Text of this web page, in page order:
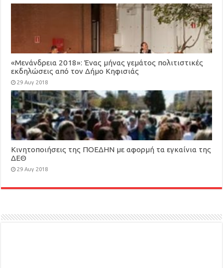
«Μενάνδρεια 2018»: Ένας μήνας γεμάτος πολιτιστικές
εκδηλώσεις από τον Δήμο Κηφισιάς
29 Αυγ 2018
Κινητοποιήσεις της ΠΟΕΔΗΝ με αφορμή τα εγκαίνια της
ΔΕΘ
29 Αυγ 2018